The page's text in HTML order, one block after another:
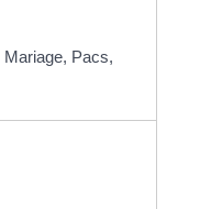
Mariage, Pacs,